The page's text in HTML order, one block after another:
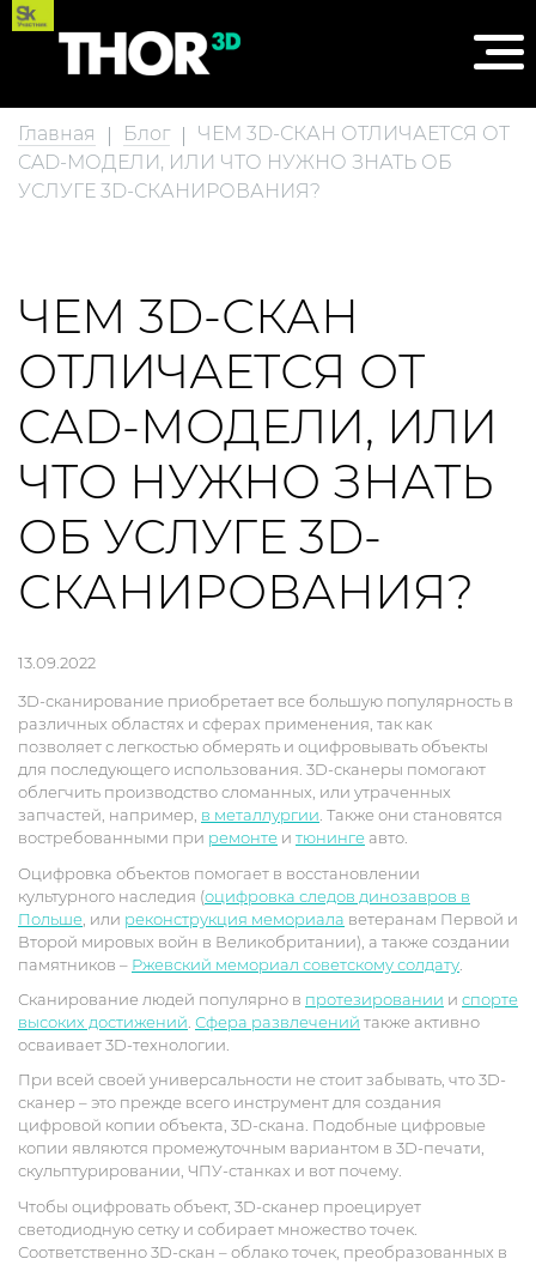
Главная Блог
ЧЕМ 3D-СКАН ОТЛИЧАЕТСЯ ОТ
CAD-МОДЕЛИ, ИЛИ ЧТО НУЖНО ЗНАТЬ ОБ
УСЛУГЕ 3D-СКАНИРОВАНИЯ?
ЧЕМ 3D-СКАН
ОТЛИЧАЕТСЯ ОТ
CAD-МОДЕЛИ, ИЛИ
ЧТО НУЖНО ЗНАТЬ
ОБ УСЛУГЕ 3D-
СКАНИРОВАНИЯ?
13.09.2022
3D-сканирование приобретает все большую популярность в
различных областях и сферах применения, так как
позволяет с легкостью обмерять и оцифровывать объекты
для последующего использования. 3D-сканеры помогают
облегчить производство сломанных, или утраченных
запчастей, например, в металлургии. Также они становятся
востребованными при ремонте и тюнинге авто.
Оцифровка объектов помогает в восстановлении
культурного наследия (оцифровка следов динозавров в
Польше , или реконструкция мемориала ветеранам Первой и
Второй мировых войн в Великобритании), а также создании
памятников – Ржевский мемориал советскому солдату
Сканирование людей популярно в протезировании и спорте
высоких достижений Сфера развлечений также активно
осваивает 3D-технологии.
При всей своей универсальности не стоит забывать, что 3D-
сканер – это прежде всего инструмент для создания
цифровой копии объекта, 3D-скана. Подобные цифровые
копии являются промежуточным вариантом в 3D-печати,
скульптурировании, ЧПУ-станках и вот почему.
Чтобы оцифровать объект, 3D-сканер проецирует
светодиодную сетку и собирает множество точек.
Соответственно 3D-скан – облако точек, преобразованных в